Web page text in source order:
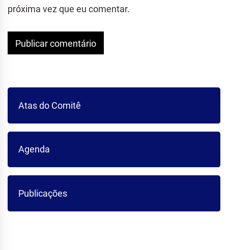
próxima vez que eu comentar.
Atas do Comitê
Agenda
Publicações